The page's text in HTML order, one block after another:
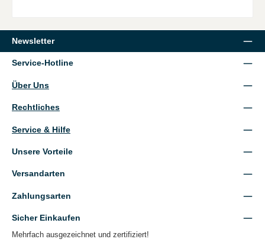
Newsletter
Service-Hotline
Über Uns
Rechtliches
Service & Hilfe
Unsere Vorteile
Versandarten
Zahlungsarten
Sicher Einkaufen
Mehrfach ausgezeichnet und zertifiziert!